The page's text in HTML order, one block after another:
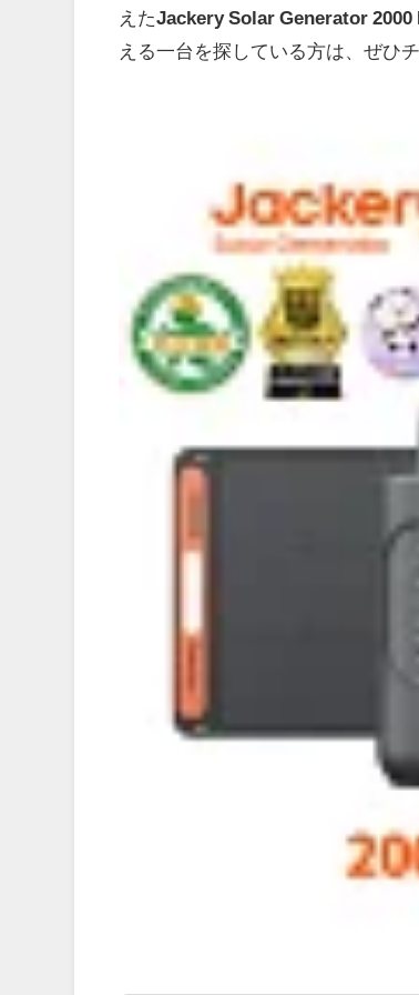
えたJackery Solar Generator 2000
える一台を探している方は、ぜひ